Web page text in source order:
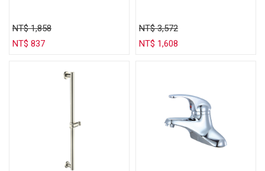
NT$ 1,858
NT$ 837
NT$ 3,572
NT$ 1,608